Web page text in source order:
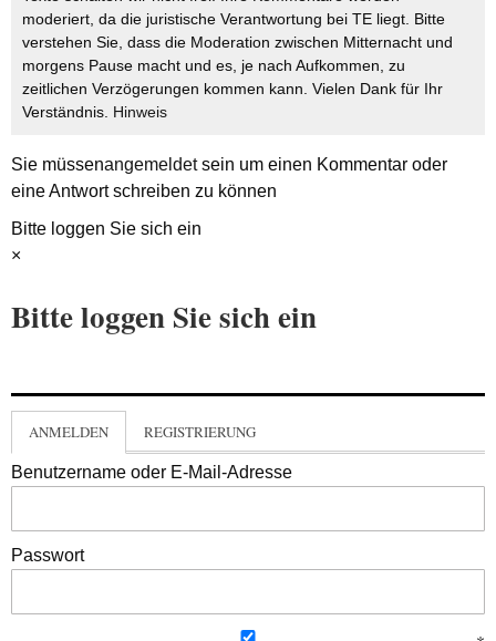
moderiert, da die juristische Verantwortung bei TE liegt. Bitte
verstehen Sie, dass die Moderation zwischen Mitternacht und
morgens Pause macht und es, je nach Aufkommen, zu
zeitlichen Verzögerungen kommen kann. Vielen Dank für Ihr
Verständnis. Hinweis
Sie müssenangemeldetsein um einen Kommentar oder
eine Antwort schreiben zu können
Bitte loggen Sie sich ein
×
Bitte loggen Sie sich ein
ANMELDEN REGISTRIERUNG
Benutzername oder E-Mail-Adresse
Passwort